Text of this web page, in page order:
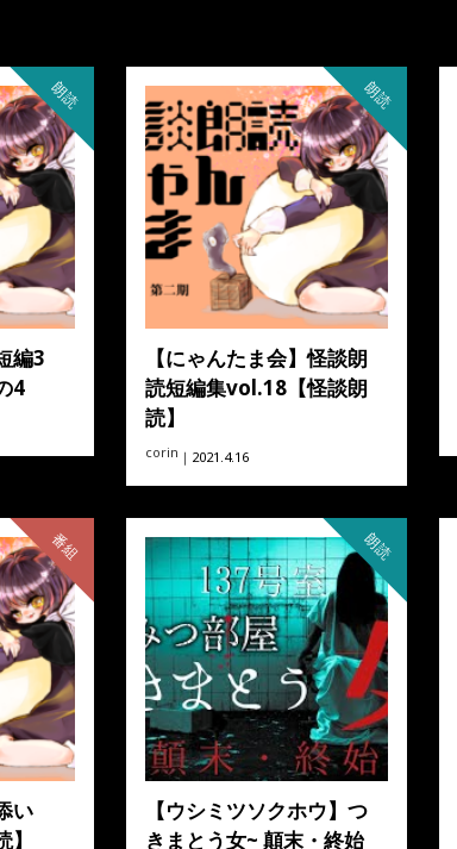
朗読
編3
4
朗読
【にゃんたま会】怪談朗
読短編集vol.18【怪談朗
読】
corin ｜2021.4.16
番組
い
朗読
【ウシミツソクホウ】つ
きまとう女~ 顛末・終始